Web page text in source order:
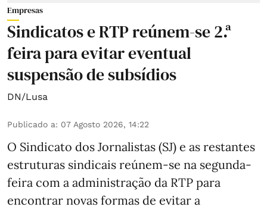
Empresas
Sindicatos e RTP reúnem-se 2.ª
feira para evitar eventual
suspensão de subsídios
DN/Lusa
Publicado a: 07 Agosto 2026, 14:22
O Sindicato dos Jornalistas (SJ) e as restantes
estruturas sindicais reúnem-se na segunda-
feira com a administração da RTP para
encontrar novas formas de evitar a